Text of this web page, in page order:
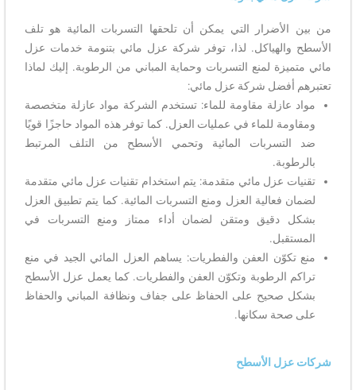
من بين الأضرار التي يمكن أن تلحقها التسربات المائية هو تلف
الأسطح والهياكل. لذا، توفر شركة عزل مائي بتنومة خدمات عزل
مائي متميزة لمنع التسربات وحماية المباني من الرطوبة. إليك لماذا
تعتبرهم أفضل شركة عزل مائي:
مواد عازلة مقاومة للماء: تستخدم الشركة مواد عازلة متخصصة
ومقاومة للماء في عمليات العزل. كما توفر هذه المواد حاجزًا قويًا
ضد التسربات المائية وتحمي الأسطح من التلف المرتبط
بالرطوبة.
تقنيات عزل مائي متقدمة: يتم استخدام تقنيات عزل مائي متقدمة
لضمان فعالية العزل ومنع التسربات المائية. كما يتم تطبيق العزل
بشكل دقيق ومتقن لضمان أداء ممتاز ومنع التسربات في
المستقبل.
منع تكوّن العفن والفطريات: يساهم العزل المائي الجيد في منع
تراكم الرطوبة وتكوّن العفن والفطريات. كما يعمل عزل الأسطح
بشكل صحيح على الحفاظ على جفاف ونظافة المباني والحفاظ
على صحة سكانها.
شركات عزل الأسطح